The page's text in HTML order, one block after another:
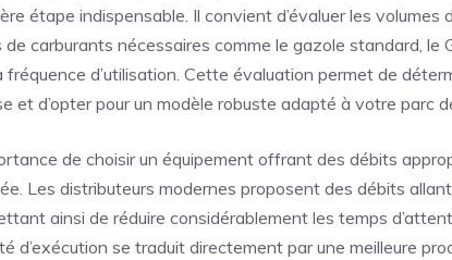
étape indispensable. Il convient d’évaluer les volumes
carburants nécessaires comme le gazole standard, le
fréquence d’utilisation. Cette évaluation permet de
et d’opter pour un modèle robuste adapté à votre parc
de choisir un équipement offrant des débits
Les distributeurs modernes proposent des débits
ainsi de réduire considérablement les temps
d’exécution se traduit directement par une meilleure